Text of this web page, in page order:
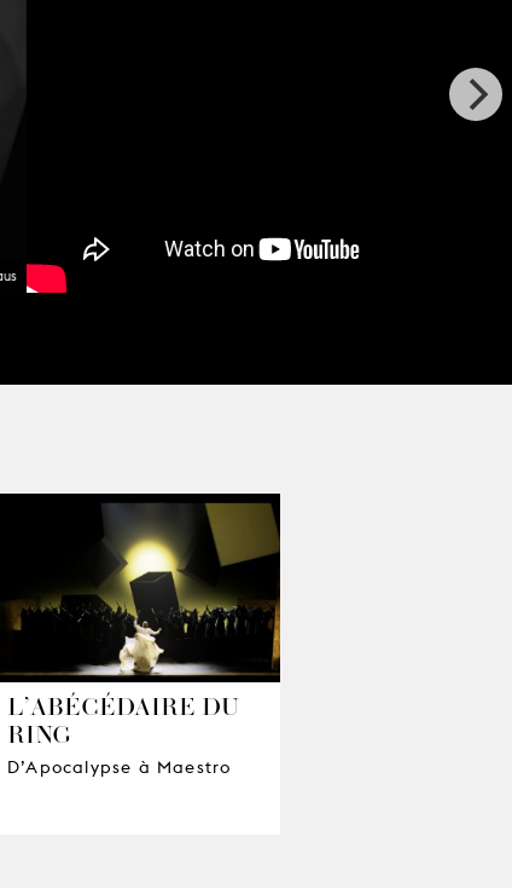
L’ABÉCÉDAIRE DU
RING
D’Apocalypse à Maestro